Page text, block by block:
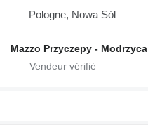
Pologne, Nowa Sól
Mazzo Przyczepy - Modrzyca